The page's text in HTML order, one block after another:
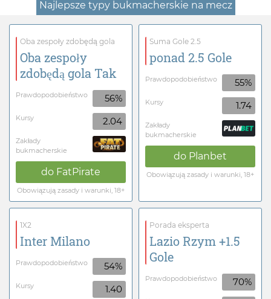
Najlepsze typy bukmacherskie na mecz
Oba zespoły zdobędą gola
Oba zespoły
zdobędą gola Tak
Prawdopodobieństwo 56%
Kursy 2.04
Zakłady
bukmacherskie
do FatPirate
Obowiązują zasady i warunki, 18+
Suma Gole 2.5
ponad 2.5 Gole
Prawdopodobieństwo 55%
Kursy 1.74
Zakłady
bukmacherskie
do Planbet
Obowiązują zasady i warunki, 18+
1X2
Inter Milano
Prawdopodobieństwo 54%
Kursy 1.40
Porada eksperta
Lazio Rzym +1.5
Gole
Prawdopodobieństwo 70%